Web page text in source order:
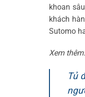
khoan
khách
Sutomo
Xem
Tủ